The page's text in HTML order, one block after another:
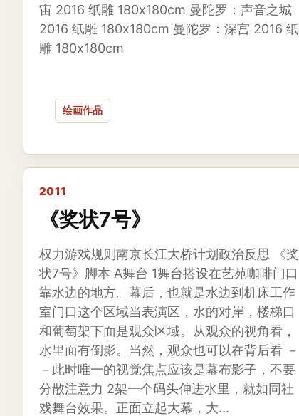
宙 2016 纸雕 180x180cm 曼陀罗：声音之城
2016 纸雕 180x180cm 曼陀罗：深宫 2016 纸
雕 180x180cm
绘画作品
2011
《奖状7号》
权力游戏规则南京长江大桥计划政治反思 《奖
状7号》脚本 A舞台 1舞台搭设在艺苑咖啡门口
靠水边的地方。幕后，也就是水边到机床工作
室门口这个区域当表演区，水的对岸，楼梯口
和葡萄架下面是观众区域。从观众的视角看，
水里面有倒影。当然，观众也可以在背后看 －
－此时唯一的视觉焦点应该是幕布影子，不要
分散注意力 2架一个码头伸进水里，就如同社
戏舞台效果。正面立起大幕，大...